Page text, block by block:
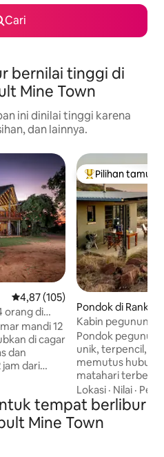
Cari
bernilai tinggi di
Mine Town
ini dinilai tinggi karena
dan lainnya.
Nilai rata-rata 4,87 dari 5, 105
4,87 (105)
orang di
mandi 12
di cagar
dan
jam dari
berfasilitas
yay),
dan boma
tidur: 2
Pilihan tamu
Pilihan tamu
Pondok di
Kabin
pemandangan
Pondok
unik, terpencil,
memutus
matahari
diikuti dengan
Tinggi di
pondok ramah
dengan tenaga
Lokasi · Nilai ·
tempat berlibur
Mine Town